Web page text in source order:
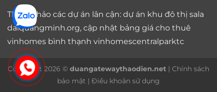
Tham khảo các dự án lân cận: dự án khu đô thị sala
daiquangminh.org, cập nhật bảng giá cho thuê
vinhomes bình thạnh vinhomescentralparktc
Copyright 2026 © duangatewaythaodien.net | Chính sách
bảo mật | Điều khoản sử dụng